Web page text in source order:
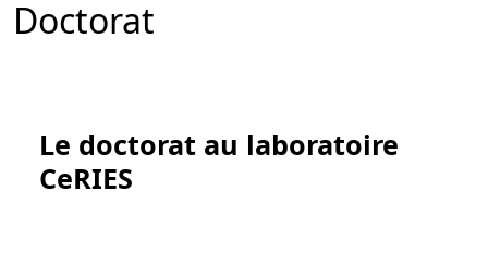
Doctorat
Le doctorat au laboratoire
CeRIES